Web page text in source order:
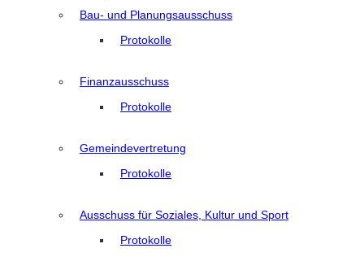
Bau- und Planungsausschuss
Protokolle
Finanzausschuss
Protokolle
Gemeindevertretung
Protokolle
Ausschuss für Soziales, Kultur und Sport
Protokolle